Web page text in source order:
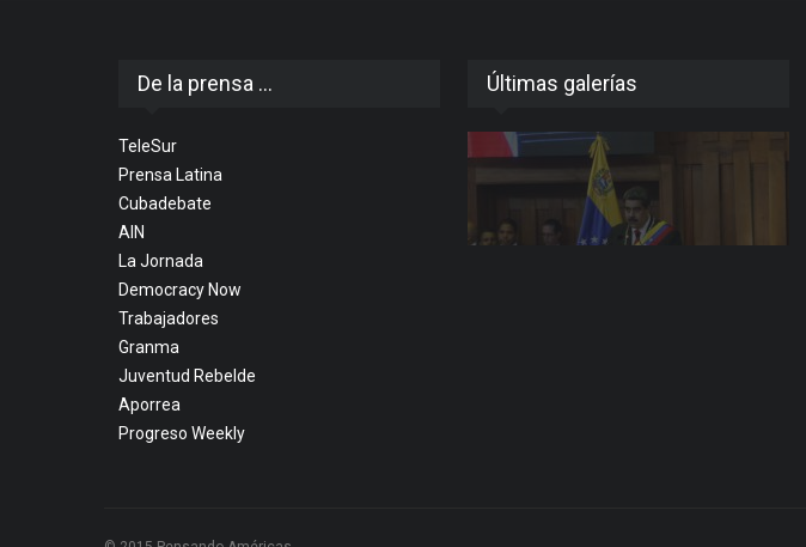
De la prensa ...
TeleSur
Prensa Latina
Cubadebate
AIN
La Jornada
Democracy Now
Trabajadores
Granma
Juventud Rebelde
Aporrea
Progreso Weekly
Últimas galerías